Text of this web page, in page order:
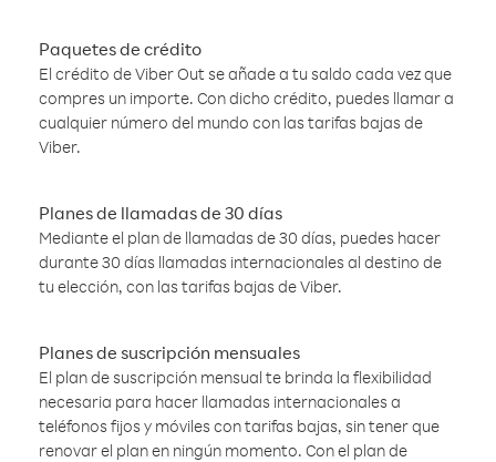
Paquetes de crédito
El crédito de Viber Out se añade a tu saldo cada vez que
compres un importe. Con dicho crédito, puedes llamar a
cualquier número del mundo con las tarifas bajas de
Viber.
Planes de llamadas de 30 días
Mediante el plan de llamadas de 30 días, puedes hacer
durante 30 días llamadas internacionales al destino de
tu elección, con las tarifas bajas de Viber.
Planes de suscripción mensuales
El plan de suscripción mensual te brinda la flexibilidad
necesaria para hacer llamadas internacionales a
teléfonos fijos y móviles con tarifas bajas, sin tener que
renovar el plan en ningún momento. Con el plan de